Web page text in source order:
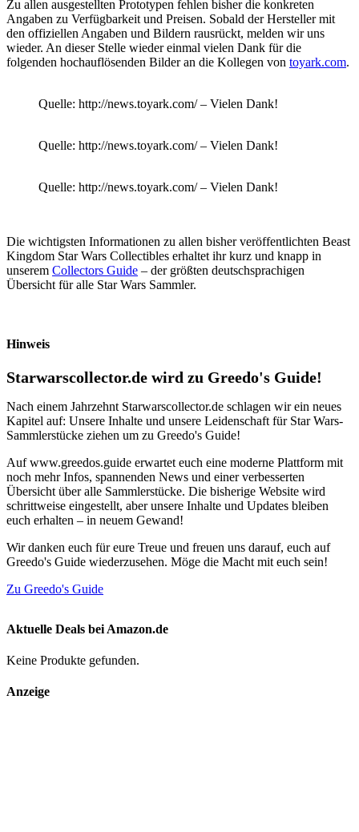
Zu allen ausgestellten Prototypen fehlen bisher die konkreten
Angaben zu Verfügbarkeit und Preisen. Sobald der Hersteller mit
den offiziellen Angaben und Bildern rausrückt, melden wir uns
wieder. An dieser Stelle wieder einmal vielen Dank für die
folgenden hochauflösenden Bilder an die Kollegen von toyark.com.
Quelle: http://news.toyark.com/ – Vielen Dank!
Quelle: http://news.toyark.com/ – Vielen Dank!
Quelle: http://news.toyark.com/ – Vielen Dank!
Die wichtigsten Informationen zu allen bisher veröffentlichten Beast
Kingdom Star Wars Collectibles erhaltet ihr kurz und knapp in
unserem Collectors Guide – der größten deutschsprachigen
Übersicht für alle Star Wars Sammler.
Hinweis
Starwarscollector.de wird zu Greedo's Guide!
Nach einem Jahrzehnt Starwarscollector.de schlagen wir ein neues
Kapitel auf: Unsere Inhalte und unsere Leidenschaft für Star Wars-
Sammlerstücke ziehen um zu Greedo's Guide!
Auf www.greedos.guide erwartet euch eine moderne Plattform mit
noch mehr Infos, spannenden News und einer verbesserten
Übersicht über alle Sammlerstücke. Die bisherige Website wird
schrittweise eingestellt, aber unsere Inhalte und Updates bleiben
euch erhalten – in neuem Gewand!
Wir danken euch für eure Treue und freuen uns darauf, euch auf
Greedo's Guide wiederzusehen. Möge die Macht mit euch sein!
Zu Greedo's Guide
Aktuelle Deals bei Amazon.de
Keine Produkte gefunden.
Anzeige